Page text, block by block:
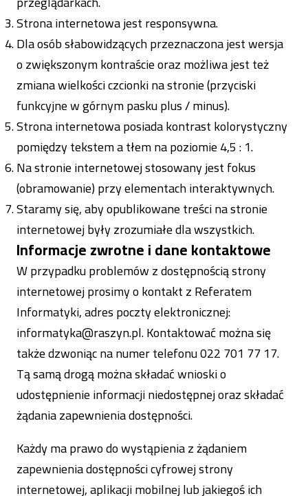
Strona internetowa jest responsywna.
Dla osób słabowidzących przeznaczona jest wersja
o zwiększonym kontraście oraz możliwa jest też
zmiana wielkości czcionki na stronie (przyciski
funkcyjne w górnym pasku plus / minus).
Strona internetowa posiada kontrast kolorystyczny
pomiędzy tekstem a tłem na poziomie 4,5 : 1.
Na stronie internetowej stosowany jest fokus
(obramowanie) przy elementach interaktywnych.
Staramy się, aby opublikowane treści na stronie
internetowej były zrozumiałe dla wszystkich.
Informacje zwrotne i dane kontaktowe
W przypadku problemów z dostępnością strony
internetowej prosimy o kontakt z Referatem
Informatyki, adres poczty elektronicznej:
informatyka@raszyn.pl. Kontaktować można się
także dzwoniąc na numer telefonu022 701 77 17.
Tą samą drogą można składać wnioski o
udostępnienie informacji niedostępnej oraz składać
żądania zapewnienia dostępności.
Każdy ma prawo do wystąpienia z żądaniem
zapewnienia dostępności cyfrowej strony
internetowej, aplikacji mobilnej lub jakiegoś ich